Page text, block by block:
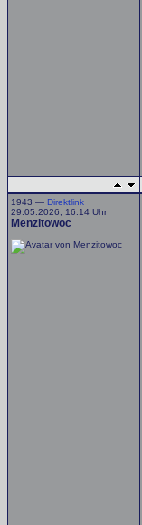
1943 — Direktlink
29.05.2026, 16:14 Uhr
Menzitowoc